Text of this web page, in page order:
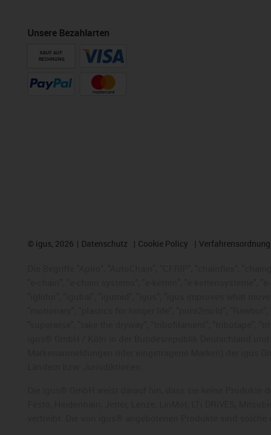
Unsere Bezahlarten
KAUF AUF
RECHNUNG
© igus, 2026 Datenschutz Cookie Policy Verfahrensordnung